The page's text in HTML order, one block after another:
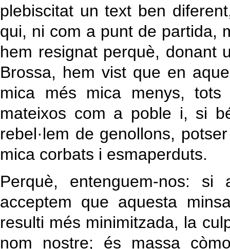
plebiscitat un text ben
qui, ni com a punt de partida,
hem resignat perquè, donant
Brossa, hem vist que en
mica més mica menys,
mateixos com a poble i, si
rebel·lem de genollons,
mica corbats i esmaperduts.
Perquè, entenguem-nos:
acceptem que aquesta
resulti més minimitzada, la
nom nostre; és massa